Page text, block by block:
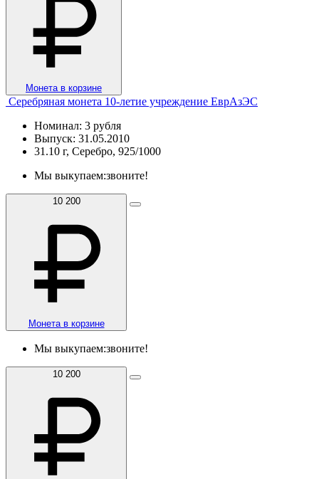
Монета в корзине
Серебряная монета 10-летие учреждение ЕврАзЭС
Номинал: 3 рубля
Выпуск: 31.05.2010
31.10 г, Серебро, 925/1000
Мы выкупаем:звоните!
10 200
Монета в корзине
Мы выкупаем:звоните!
10 200